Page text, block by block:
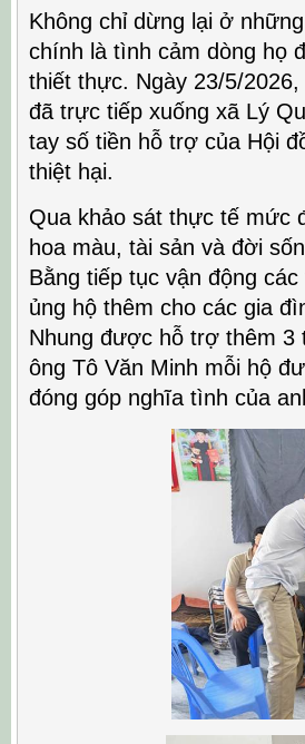
Không chỉ dừng lại ở
chính là tình cảm dòng họ
thiết thực. Ngày 23/5/
đã trực tiếp xuống xã Lý
tay số tiền hỗ trợ của Hội
thiệt hại.
Qua khảo sát thực tế mức
hoa màu, tài sản và đời
Bằng tiếp tục vận động
ủng hộ thêm cho các gia
Nhung được hỗ trợ thêm 3
ông Tô Văn Minh mỗi hộ
đóng góp nghĩa tình của